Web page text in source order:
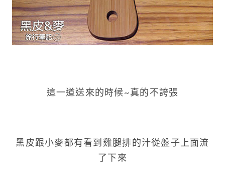
這一道送來的時候~真的不誇張
黑皮跟小麥都有看到雞腿排的汁從盤子上面流
了下來